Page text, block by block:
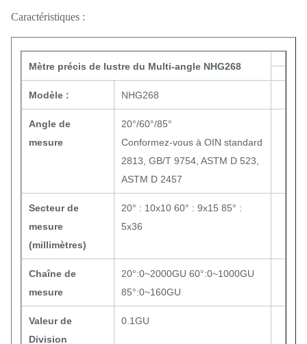
Caractéristiques :
Mètre précis de lustre du Multi-angle NHG268
Modèle : NHG268
Angle de
mesure
20°/60°/85°
Conformez-vous à OIN standard
2813, GB/T 9754, ASTM D 523,
ASTM D 2457
Secteur de
mesure
(millimètres)
20° : 10x10 60° : 9x15 85° :
5x36
Chaîne de
mesure
20°:0~2000GU 60°:0~1000GU
85°:0~160GU
Valeur de
Division
0.1GU